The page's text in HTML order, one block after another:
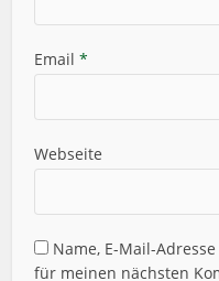
Email *
Webseite
Name, E-Mail-
für meinen nächsten